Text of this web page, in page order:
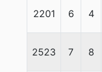
2201 6 4
2523 7 8